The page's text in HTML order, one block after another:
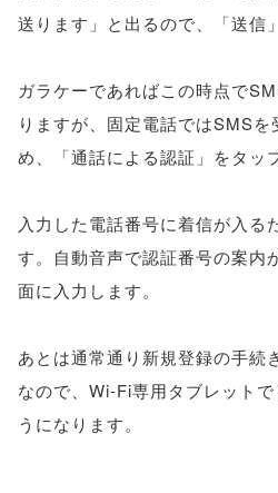
送ります」と出るので、「送信
ガラケーであればこの時点で
りますが、固定電話ではSMS
め、「通話による認証」をタッ
入力した電話番号に着信が入る
す。自動音声で認証番号の案内
面に入力します。
あとは通常通り新規登録の手続
なので、Wi-Fi専用タブレット
うになります。